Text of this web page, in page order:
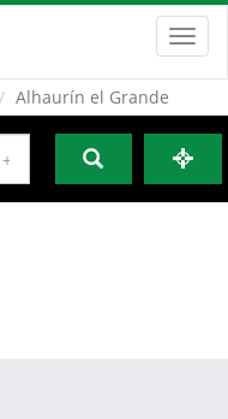
Alhaurín el Grande